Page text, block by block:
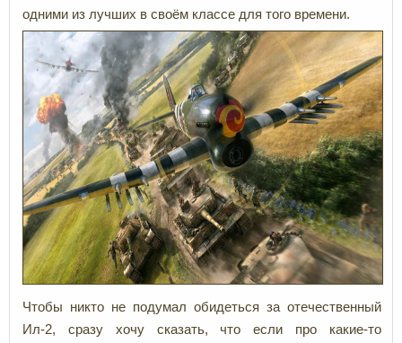
одними из лучших в своём классе для того времени.
Чтобы никто не подумал обидеться за отечественный
Ил-2, сразу хочу сказать, что если про какие-то